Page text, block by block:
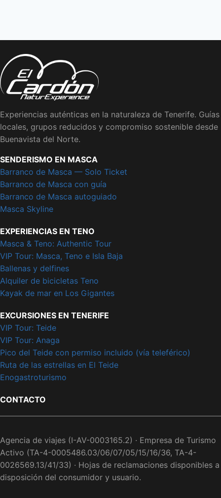
Experiencias auténticas en la naturaleza de Tenerife. Guías
locales, grupos reducidos y compromiso sostenible desde
Buenavista del Norte.
SENDERISMO EN MASCA
Barranco de Masca — Solo Ticket
Barranco de Masca con guía
Barranco de Masca autoguiado
Masca Skyline
EXPERIENCIAS EN TENO
Masca & Teno: Authentic Tour
VIP Tour: Masca, Teno e Isla Baja
Ballenas y delfines
Alquiler de bicicletas Teno
Kayak de mar en Los Gigantes
EXCURSIONES EN TENERIFE
VIP Tour: Teide
VIP Tour: Anaga
Pico del Teide con permiso incluido (vía teleférico)
Ruta de las estrellas en El Teide
Enogastroturismo
CONTACTO
Agencia de viajes (I-AV-0003165.2) · Empresa de Turismo
Activo (TA-4-0005486.03/06/07/05/15/16/36, TA-4-
0026569.13/41/33) · Hojas de reclamaciones disponibles a
disposición del consumidor y usuario.